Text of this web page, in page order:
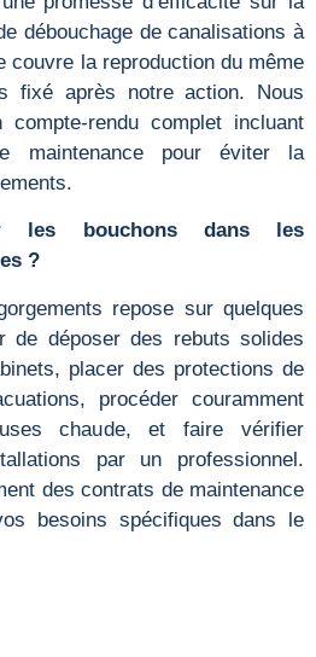
débouchage de canalisations à
couvre la reproduction du même
fixé après notre action. Nous
compte-rendu complet incluant
maintenance pour éviter la
les bouchons dans les
?
repose sur quelques
de déposer des rebuts solides
placer des protections de
procéder couramment
chaude, et faire vérifier
par un professionnel.
des contrats de maintenance
besoins spécifiques dans le